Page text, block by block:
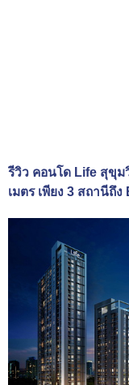
รีวิว คอนโด Life สุขุม
เมตร เพียง 3 สถานีถึ